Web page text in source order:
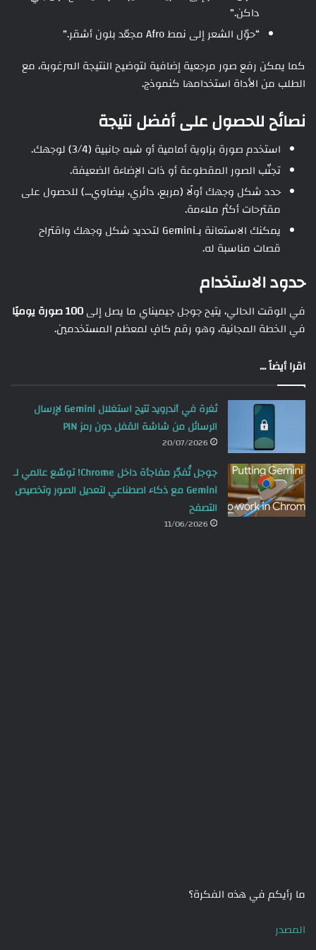
داكن.”
“حوّل الشعر إلى نمط Afro مجعّد بلون أشقر.”
كما يمكن رفع صور مرجعية إضافية لتوضيح النتيجة المرغوبة، مع
الطلب من الأداة استخدامها كنموذج.
نصائح للحصول على أفضل نتيجة
استخدم صورة بزاوية أمامية أو شبه جانبية (3/4) لوجهك.
تجنّب الصور المقطوعة أو ذات الإضاءة الضعيفة.
حدد شكل وجهك أولًا (مربع، دائري، بيضاوي…) للحصول على
مقترحات أكثر ملاءمة.
يمكنك الاستعانة بـGemini لتحديد شكل وجهك واقتراح
قصات مناسبة له.
حدود الاستخدام
في الوقت الحالي، يتيح جوجل جيميناي ما يصل إلى100 صورة يوميًا
في الخطة المجانية، وهو رقم كافٍ لمعظم المستخدمين.
اقرا أيضاً ...
ثغرة في أندرويد تتيح استغلال Gemini لإرسال
الرسائل من شاشة القفل دون رمز PIN
20/07/2026
جوجل تُفجّر مفاجأة داخل Chrome! توسّع عالمي لـ
Gemini مع ذكاء اصطناعي لتعديل الصور وتخصيص
التصفح
11/06/2026
ما رأيكم في هذه الفكرة؟
المصدر